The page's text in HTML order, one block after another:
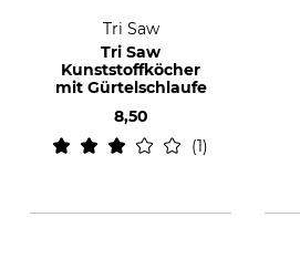
Tri Saw
Tri Saw
Kunststoffköcher
mit Gürtelschlaufe
8,50
1